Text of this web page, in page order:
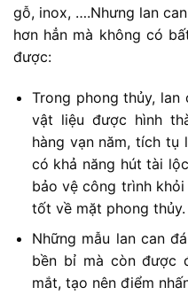
gỗ, inox, ….Nhưng lan
hơn hẳn mà không có
được:
Trong phong thủy,
vật liệu được hình
hàng vạn năm, tích
có khả năng hút tài
bảo vệ công trình
tốt về mặt phong thủy.
Những mẫu lan can
bền bỉ mà còn được
mắt, tạo nên điểm